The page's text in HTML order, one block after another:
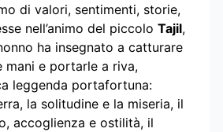
di valori, sentimenti, storie,
nell’animo del piccolo Tajil,
ha insegnato a catturare
mani e portarle a riva,
leggenda portafortuna:
la solitudine e la miseria, il
accoglienza e ostilità, il